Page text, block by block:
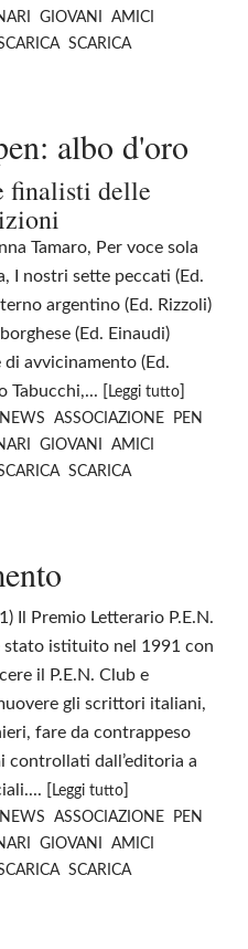
GIOVANI
AMICI
SCARICA
albo d'oro
finalisti delle
Tamaro, Per voce sola
I nostri sette peccati (Ed.
argentino (Ed. Rizzoli)
(Ed. Einaudi)
avvicinamento (Ed.
Tabucchi,... [ Leggi tutto]
NEWS ASSOCIAZIONE
PEN
GIOVANI
AMICI
SCARICA
Il Premio Letterario P.E.N.
stato istituito nel 1991 con
il P.E.N. Club e
gli scrittori italiani,
fare da contrappeso
dall’editoria a
[ Leggi tutto]
NEWS ASSOCIAZIONE
PEN
GIOVANI
AMICI
SCARICA